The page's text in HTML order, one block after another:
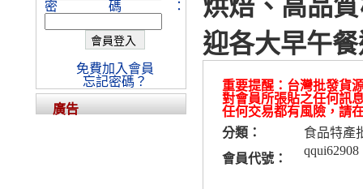
烘焙、高品
迎各大早午
重要提醒：台灣批發貨
對會員所張貼之任何訊
任何交易都有風險，請
分類：
食品特產
會員代號：
qqui62908
密碼：
免費加入會員
忘記密碼？
廣告